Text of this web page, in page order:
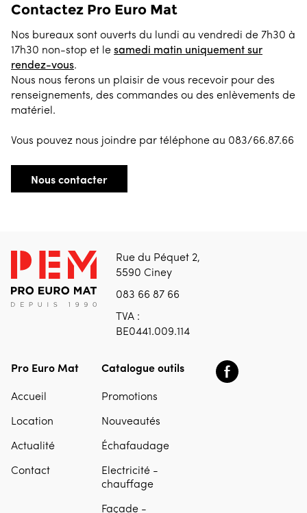
Contactez Pro Euro Mat
Nos bureaux sont ouverts du lundi au vendredi de 7h30 à
17h30 non-stop et le samedi matin uniquement sur
rendez-vous.
Nous nous ferons un plaisir de vous recevoir pour des
renseignements, des commandes ou des enlèvements de
matériel.
Vous pouvez nous joindre par téléphone au 083/66.87.66
Nous contacter
Rue du Péquet 2,
5590 Ciney
083 66 87 66
TVA :
BE0441.009.114
Pro Euro Mat
Accueil
Location
Actualité
Contact
Catalogue outils
Promotions
Nouveautés
Échafaudage
Electricité -
chauffage
Façade -